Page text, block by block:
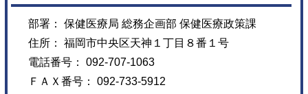
部署： 保健医療局 総務企画部 保健医療政策課
住所： 福岡市中央区天神１丁目８番１号
電話番号： 092-707-1063
ＦＡＸ番号： 092-733-5912